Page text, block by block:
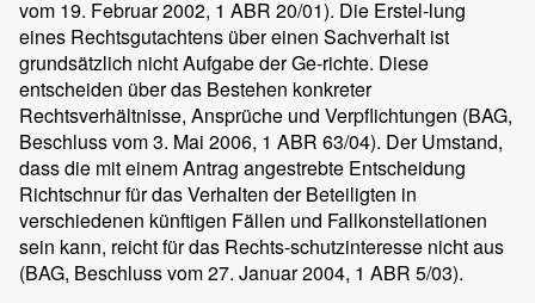
vom 19. Februar 2002, 1 ABR 20/01). Die Erstel-lung
eines Rechtsgutachtens über einen Sachverhalt ist
grundsätzlich nicht Aufgabe der Ge-richte. Diese
entscheiden über das Bestehen konkreter
Rechtsverhältnisse, Ansprüche und Verpflichtungen (BAG,
Beschluss vom 3. Mai 2006, 1 ABR 63/04). Der Umstand,
dass die mit einem Antrag angestrebte Entscheidung
Richtschnur für das Verhalten der Beteiligten in
verschiedenen künftigen Fällen und Fallkonstellationen
sein kann, reicht für das Rechts-schutzinteresse nicht aus
(BAG, Beschluss vom 27. Januar 2004, 1 ABR 5/03).